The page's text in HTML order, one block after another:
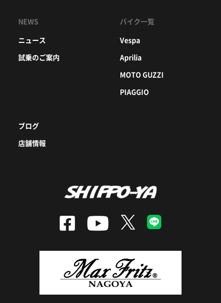
NEWS
ニュース
試乗のご案内
バイク一覧
Vespa
Aprilia
MOTO GUZZI
PIAGGIO
ブログ
店舗情報